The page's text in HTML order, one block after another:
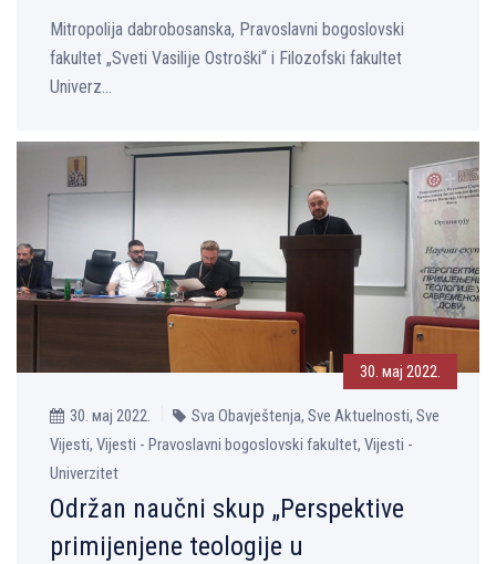
Mitropolija dabrobosanska, Pravoslavni bogoslovski
fakultet „Sveti Vasilije Ostroški“ i Filozofski fakultet
Univerz...
30. мај 2022.
30. мај 2022.
Sva Obavještenja, Sve Aktuelnosti, Sve
Vijesti, Vijesti - Pravoslavni bogoslovski fakultet, Vijesti -
Univerzitet
Održan naučni skup „Perspektive
primijenjene teologije u